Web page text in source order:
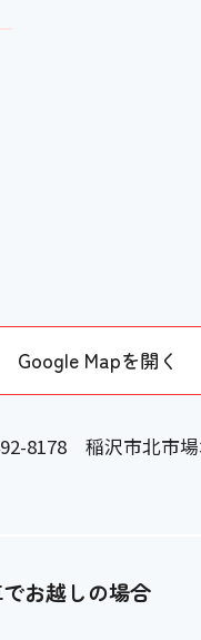
Google Mapを開く
8178 稲沢市北市
お越しの場合